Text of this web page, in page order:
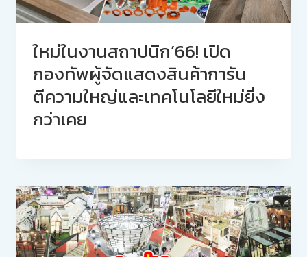
ใหม่ในงานสถาปนิก’66! เปิด
กองทัพผู้จัดแสดงสินค้าการัน
ตีความใหญ่และเทคโนโลยีใหม่ยิ่ง
กว่าเคย